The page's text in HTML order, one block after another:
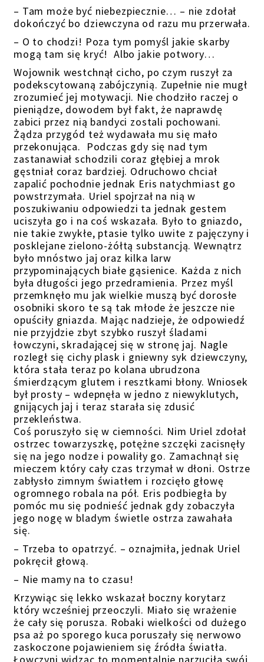
– Tam może być niebezpiecznie… – nie zdołał
dokończyć bo dziewczyna od razu mu przerwała.
– O to chodzi! Poza tym pomyśl jakie skarby
mogą tam się kryć! Albo jakie potwory…
Wojownik westchnął cicho, po czym ruszył za
podekscytowaną zabójczynią. Zupełnie nie mugł
zrozumieć jej motywacji. Nie chodziło raczej o
pieniądze, dowodem był fakt, że naprawdę
zabici przez nią bandyci zostali pochowani.
Żądza przygód też wydawała mu się mało
przekonująca. Podczas gdy się nad tym
zastanawiał schodzili coraz głębiej a mrok
gęstniał coraz bardziej. Odruchowo chciał
zapalić pochodnie jednak Eris natychmiast go
powstrzymała. Uriel spojrzał na nią w
poszukiwaniu odpowiedzi ta jednak gestem
uciszyła go i na coś wskazała. Było to gniazdo,
nie takie zwykłe, ptasie tylko uwite z pajęczyny i
posklejane zielono-żółtą substancją. Wewnątrz
było mnóstwo jaj oraz kilka larw
przypominających białe gąsienice. Każda z nich
była długości jego przedramienia. Przez myśl
przemknęło mu jak wielkie muszą być dorosłe
osobniki skoro te są tak młode że jeszcze nie
opuściły gniazda. Mając nadzieje, że odpowiedź
nie przyjdzie zbyt szybko ruszył śladami
łowczyni, skradającej się w stronę jaj. Nagle
rozległ się cichy plask i gniewny syk dziewczyny,
która stała teraz po kolana ubrudzona
śmierdzącym glutem i resztkami błony. Wniosek
był prosty – wdepnęła w jedno z niewyklutych,
gnijących jaj i teraz starała się zdusić
przekleństwa.
Coś poruszyło się w ciemności. Nim Uriel zdołał
ostrzec towarzyszkę, potężne szczęki zacisnęły
się na jego nodze i powaliły go. Zamachnął się
mieczem który cały czas trzymał w dłoni. Ostrze
zabłysło zimnym światłem i rozcięło głowę
ogromnego robala na pół. Eris podbiegła by
pomóc mu się podnieść jednak gdy zobaczyła
jego nogę w bladym świetle ostrza zawahała
się.
– Trzeba to opatrzyć. – oznajmiła, jednak Uriel
pokręcił głową.
– Nie mamy na to czasu!
Krzywiąc się lekko wskazał boczny korytarz
który wcześniej przeoczyli. Miało się wrażenie
że cały się porusza. Robaki wielkości od dużego
psa aż po sporego kuca poruszały się nerwowo
zaskoczone pojawieniem się źródła światła.